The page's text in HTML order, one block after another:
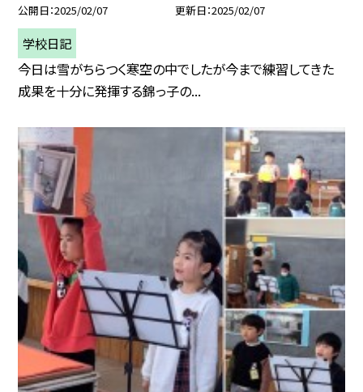
公開日 2025/02/07 更新日 2025/02/07
学校日記
今日は雪がちらつく寒空の中でしたが今まで練習してきた
成果を十分に発揮する錦っ子の...